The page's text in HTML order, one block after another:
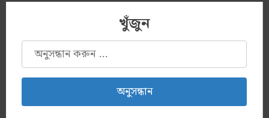
খুঁজুন
অনুসন্ধানঃ